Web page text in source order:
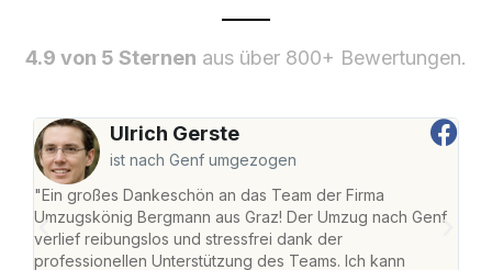
4.9 von 5 Sternen aus über 800+ Bewertungen.
Ulrich Gerste
ist nach Genf umgezogen
"Ein großes Dankeschön an das Team der Firma
Umzugskönig Bergmann aus Graz! Der Umzug nach Genf
verlief reibungslos und stressfrei dank der
professionellen Unterstützung des Teams. Ich kann